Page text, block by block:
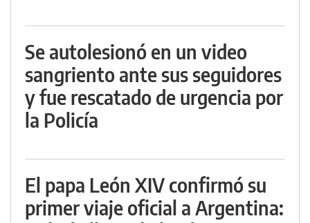
Se autolesionó en un video
sangriento ante sus seguidores
y fue rescatado de urgencia por
la Policía
El papa León XIV confirmó su
primer viaje oficial a Argentina: